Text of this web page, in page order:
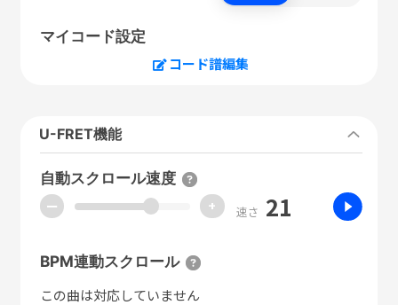
マイコード設定
コード譜編集
U-FRET機能
自動スクロール速度
ー + 速さ 21
BPM連動スクロール
この曲は対応していません